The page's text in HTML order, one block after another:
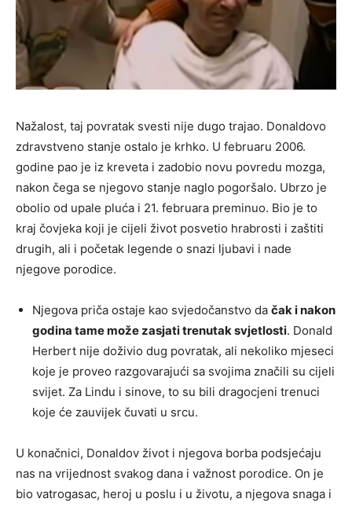
Nažalost, taj povratak svesti nije dugo trajao. Donaldovo
zdravstveno stanje ostalo je krhko. U februaru 2006.
godine pao je iz kreveta i zadobio novu povredu mozga,
nakon čega se njegovo stanje naglo pogoršalo. Ubrzo je
obolio od upale pluća i 21. februara preminuo. Bio je to
kraj čovjeka koji je cijeli život posvetio hrabrosti i zaštiti
drugih, ali i početak legende o snazi ljubavi i nade
njegove porodice.
Njegova priča ostaje kao svjedočanstvo da čak i nakon
godina tame može zasjati trenutak svjetlosti. Donald
Herbert nije doživio dug povratak, ali nekoliko mjeseci
koje je proveo razgovarajući sa svojima značili su cijeli
svijet. Za Lindu i sinove, to su bili dragocjeni trenuci
koje će zauvijek čuvati u srcu.
U konačnici, Donaldov život i njegova borba podsjećaju
nas na vrijednost svakog dana i važnost porodice. On je
bio vatrogasac, heroj u poslu i u životu, a njegova snaga i